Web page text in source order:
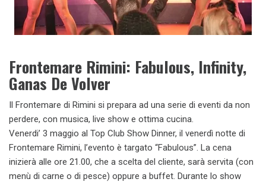
Frontemare Rimini: Fabulous, Infinity,
Ganas De Volver
Il Frontemare di Rimini si prepara ad una serie di eventi da non
perdere, con musica, live show e ottima cucina.
Venerdi’ 3 maggio al Top Club Show Dinner, il venerdì notte di
Frontemare Rimini, l’evento è targato “Fabulous”. La cena
inizierà alle ore 21.00, che a scelta del cliente, sarà servita (con
menù di carne o di pesce) oppure a buffet. Durante lo show